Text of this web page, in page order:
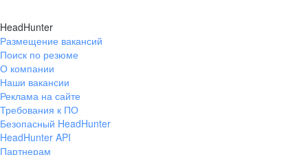
HeadHunter
Размещение вакансий
Поиск по резюме
О компании
Наши вакансии
Реклама на сайте
Требования к ПО
Безопасный HeadHunter
HeadHunter API
Партнерам